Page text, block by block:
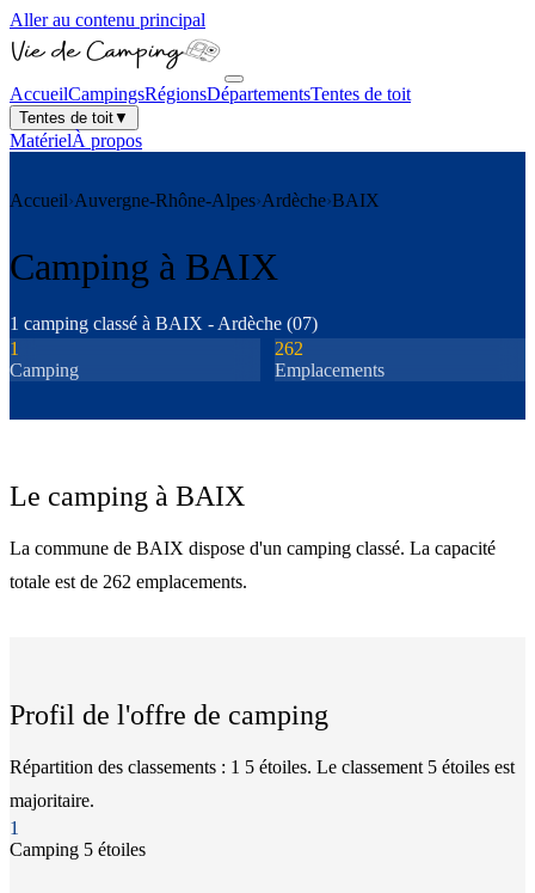
Aller au contenu principal
AccueilCampingsRégionsDépartementsTentes de toit
Tentes de toit▼
MatérielÀ propos
Accueil›Auvergne-Rhône-Alpes›Ardèche›BAIX
Camping à BAIX
1 camping classé à BAIX - Ardèche (07)
1
Camping
262
Emplacements
Le camping à BAIX
La commune de BAIX dispose d'un camping classé. La capacité
totale est de 262 emplacements.
Profil de l'offre de camping
Répartition des classements : 1 5 étoiles. Le classement 5 étoiles est
majoritaire.
1
Camping 5 étoiles